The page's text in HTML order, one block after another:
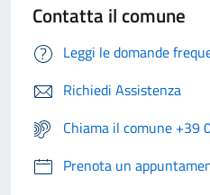
Contatta il comune
Leggi le domande
Richiedi Assistenza
Chiama il comune +39
Prenota un